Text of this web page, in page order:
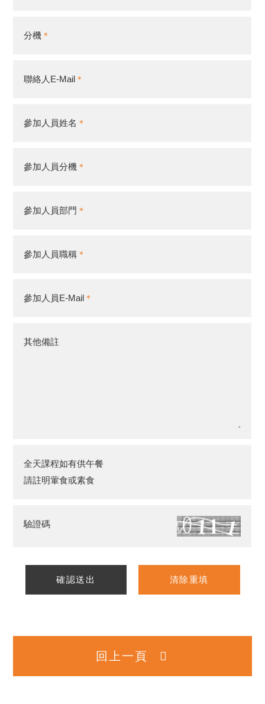
分機
聯絡人E-Mail
參加人員姓名
參加人員分機
參加人員部門
參加人員職稱
參加人員E-Mail
其他備註
全天課程如有供午餐
請註明葷食或素食
驗證碼
確認送出 清除重填
回上一頁